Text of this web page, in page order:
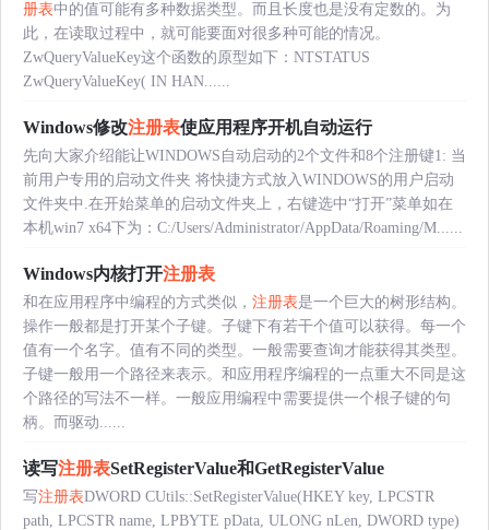
册表中的值可能有多种数据类型。而且长度也是没有定数的。为
此，在读取过程中，就可能要面对很多种可能的情况。
ZwQueryValueKey这个函数的原型如下：NTSTATUS
ZwQueryValueKey( IN HAN......
Windows修改注册表使应用程序开机自动运行
先向大家介绍能让WINDOWS自动启动的2个文件和8个注册键1: 当
前用户专用的启动文件夹 将快捷方式放入WINDOWS的用户启动
文件夹中.在开始菜单的启动文件夹上，右键选中“打开”菜单如在
本机win7 x64下为：C:/Users/Administrator/AppData/Roaming/M......
Windows内核打开注册表
和在应用程序中编程的方式类似， 注册表是一个巨大的树形结构。
操作一般都是打开某个子键。子键下有若干个值可以获得。每一个
值有一个名字。值有不同的类型。一般需要查询才能获得其类型。
子键一般用一个路径来表示。和应用程序编程的一点重大不同是这
个路径的写法不一样。一般应用编程中需要提供一个根子键的句
柄。而驱动......
读写注册表SetRegisterValue和GetRegisterValue
写注册表DWORD CUtils::SetRegisterValue(HKEY key, LPCSTR
path, LPCSTR name, LPBYTE pData, ULONG nLen, DWORD type)